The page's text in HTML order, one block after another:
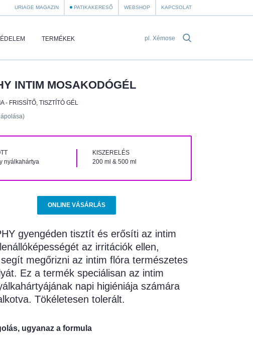
URIAGE MAGAZIN PATIKAKERESŐ WEBSHOP KAPCSOLAT
TERMÉKEK
INTIM MOSAKODÓGÉL
- FRISSÍTŐ, TISZTÍTÓ GÉL
nyálkahártya
KISZERELÉS
200 ml & 500 ml
ONLINE VÁSÁRLÁS
gyengéden tisztít és erősíti az intim
az irritációk ellen,
megőrizni az intim flóra természetes
Ez a termék speciálisan az intim
napi higiéniája számára
Tökéletesen tolerált.
ugyanaz a formula